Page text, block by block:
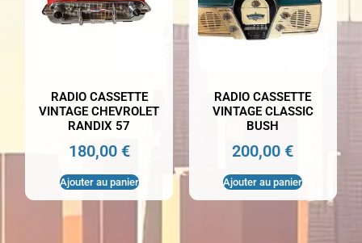
RADIO CASSETTE
VINTAGE CHEVROLET
RANDIX 57
180,00 €
Ajouter au panier
RADIO CASSETTE
VINTAGE CLASSIC
BUSH
200,00€
Ajouter au panier